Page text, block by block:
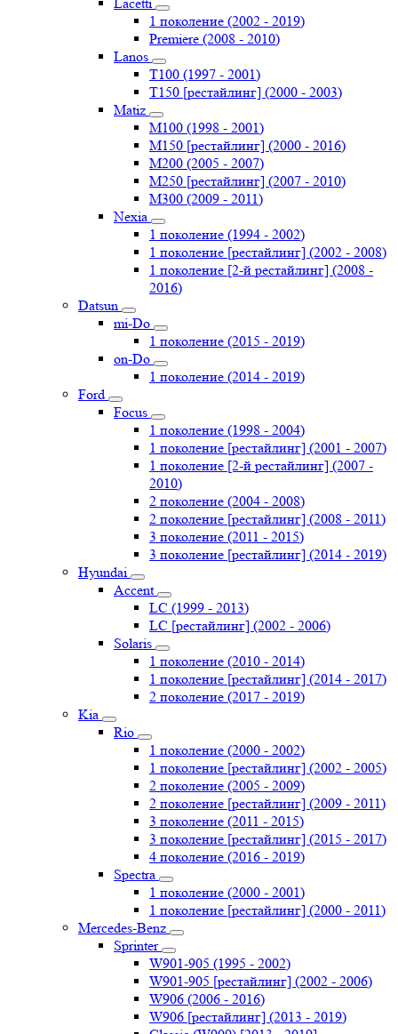
1 поколение (2002 - 2019)
Premiere (2008 - 2010)
Lanos
T100 (1997 - 2001)
T150 [рестайлинг] (2000 - 2003)
Matiz
M100 (1998 - 2001)
M150 [рестайлинг] (2000 - 2016)
M200 (2005 - 2007)
M250 [рестайлинг] (2007 - 2010)
M300 (2009 - 2011)
Nexia
1 поколение (1994 - 2002)
1 поколение [рестайлинг] (2002 - 2008)
1 поколение [2-й рестайлинг] (2008 -
2016)
Datsun
mi-Do
1 поколение (2015 - 2019)
on-Do
1 поколение (2014 - 2019)
Ford
Focus
1 поколение (1998 - 2004)
1 поколение [рестайлинг] (2001 - 2007)
1 поколение [2-й рестайлинг] (2007 -
2010)
2 поколение (2004 - 2008)
2 поколение [рестайлинг] (2008 - 2011)
3 поколение (2011 - 2015)
3 поколение [рестайлинг] (2014 - 2019)
Hyundai
Accent
LC (1999 - 2013)
LC [рестайлинг] (2002 - 2006)
Solaris
1 поколение (2010 - 2014)
1 поколение [рестайлинг] (2014 - 2017)
2 поколение (2017 - 2019)
Kia
Rio
1 поколение (2000 - 2002)
1 поколение [рестайлинг] (2002 - 2005)
2 поколение (2005 - 2009)
2 поколение [рестайлинг] (2009 - 2011)
3 поколение (2011 - 2015)
3 поколение [рестайлинг] (2015 - 2017)
4 поколение (2016 - 2019)
Spectra
1 поколение (2000 - 2001)
1 поколение [рестайлинг] (2000 - 2011)
Mercedes-Benz
Sprinter
W901-905 (1995 - 2002)
W901-905 [рестайлинг] (2002 - 2006)
W906 (2006 - 2016)
W906 [рестайлинг] (2013 - 2019)